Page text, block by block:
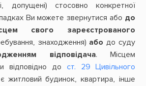
допущені) стосовно конкретної
Ви можете звернутися або до
свого зареєстрованого
знаходження) або до суду
відповідача. Місцем
відповідно до ст. 29 Цивільного
є житловий будинок, квартира, інше